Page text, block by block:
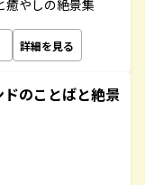
癒やしの絶景集
詳細を見る
のことばと絶景